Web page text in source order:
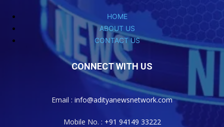
HOME
ABOUT US
CONTACT US
CONNECT WITH US
Email : info@adityanewsnetwork.com
Mobile No. : +91 94149 33222